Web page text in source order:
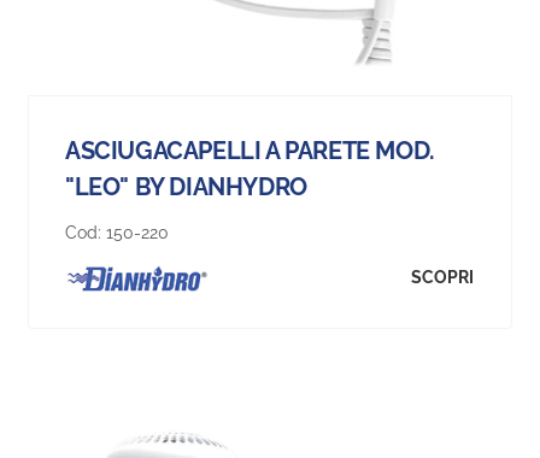
ASCIUGACAPELLI A PARETE MOD.
"LEO" BY DIANHYDRO
Cod: 150-220
SCOPRI